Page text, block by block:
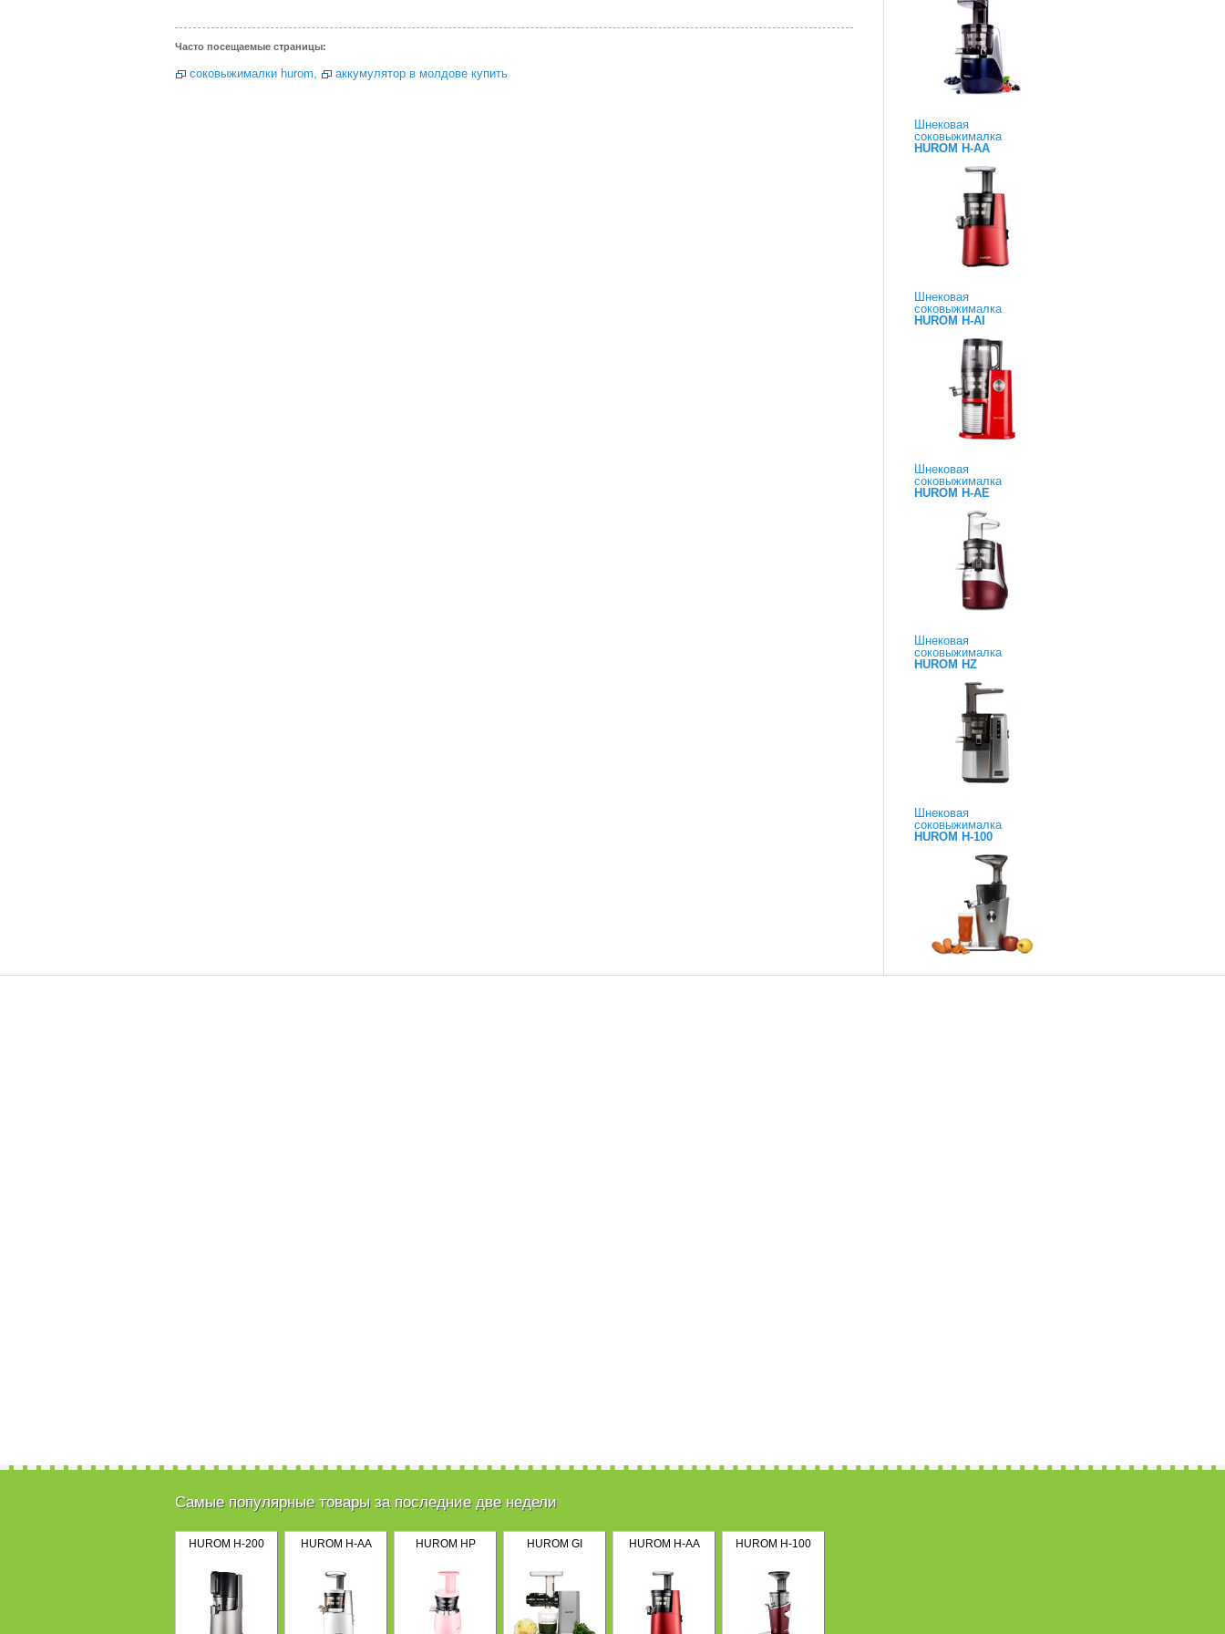
Часто посещаемые страницы:
соковыжималки hurom, аккумулятор в молдове купить
Шнековая
соковыжималка
HUROM H-AA
Шнековая
соковыжималка
HUROM H-AI
Шнековая
соковыжималка
HUROM H-AE
Шнековая
соковыжималка
HUROM HZ
Шнековая
соковыжималка
HUROM H-100
Самые популярные товары за последние две недели
HUROM H-200 HUROM H-AA HUROM HP HUROM GI HUROM H-AA HUROM H-100